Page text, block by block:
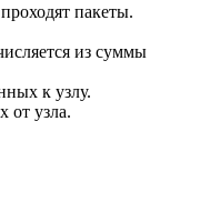
пакеты.
из суммы
к узлу.
от узла.